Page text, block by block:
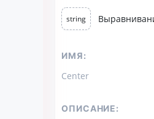
string
ИМЯ:
Center
ОПИСАНИЕ: